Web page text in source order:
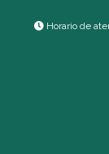
Horario de